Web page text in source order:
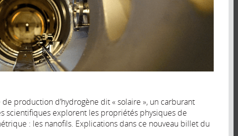
production d’hydrogène dit « solaire », un carburant
scientifiques explorent les propriétés physiques de
: les nanofils. Explications dans ce nouveau billet du